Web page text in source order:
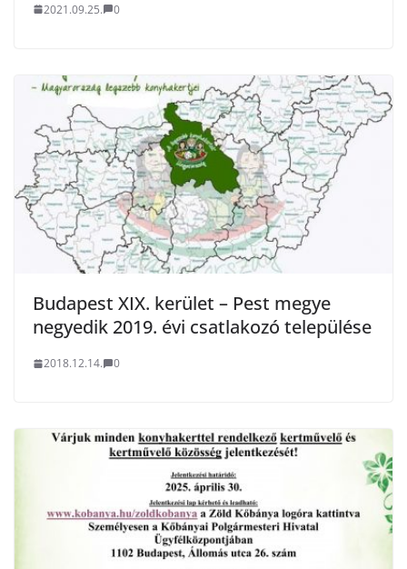
2021.09.25. 0
Budapest XIX. kerület – Pest megye
negyedik 2019. évi csatlakozó települése
2018.12.14. 0